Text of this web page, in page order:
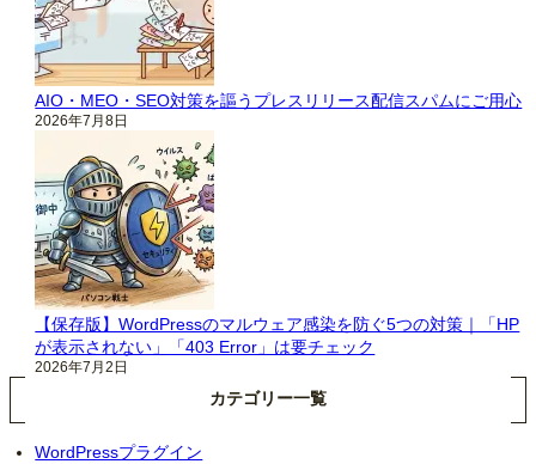
AIO・MEO・SEO対策を謳うプレスリリース配信スパムにご用心
2026年7月8日
【保存版】WordPressのマルウェア感染を防ぐ5つの対策｜「HP
が表示されない」「403 Error」は要チェック
2026年7月2日
カテゴリー一覧
WordPressプラグイン